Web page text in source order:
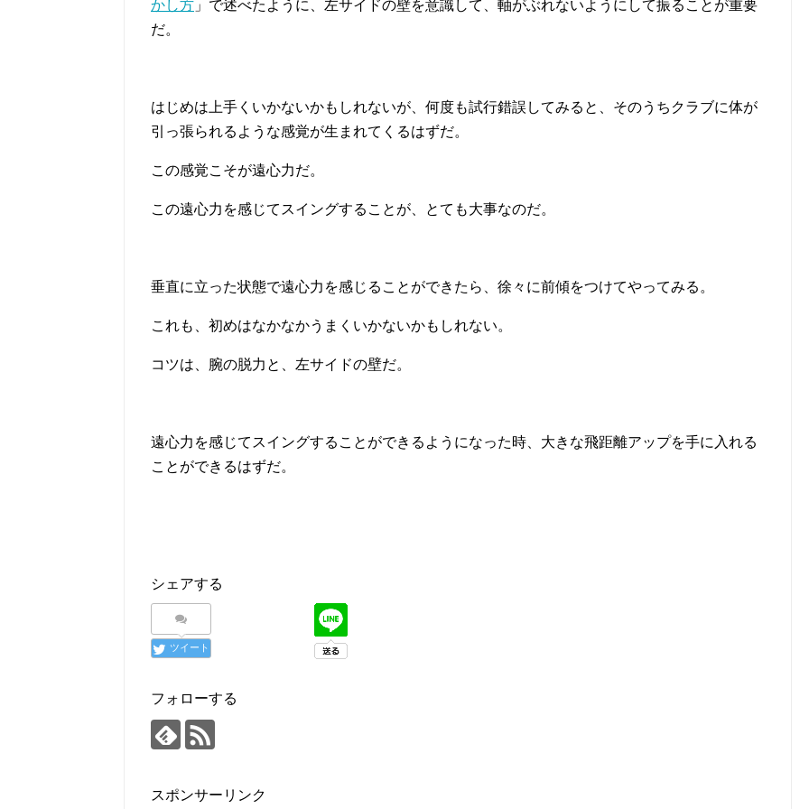
かし方 」で述べたように、左サイドの壁を意識して、軸がぶれないようにして振ることが重要
だ。
はじめは上手くいかないかもしれないが、何度も試行錯誤してみると、そのうちクラブに体が
引っ張られるような感覚が生まれてくるはずだ。
この感覚こそが遠心力だ。
この遠心力を感じてスイングすることが、とても大事なのだ。
垂直に立った状態で遠心力を感じることができたら、徐々に前傾をつけてやってみる。
これも、初めはなかなかうまくいかないかもしれない。
コツは、腕の脱力と、左サイドの壁だ。
遠心力を感じてスイングすることができるようになった時、大きな飛距離アップを手に入れる
ことができるはずだ。
シェアする
ツイート
フォローする
スポンサーリンク